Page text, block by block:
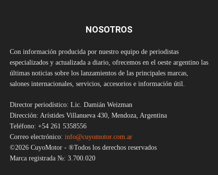
NOSOTROS
Con información producida por nuestro equipo de periodistas
especializados y actualizada a diario, ofrecemos en el oeste argentino las
últimas noticias sobre los lanzamientos de las principales marcas,
salones internacionales, servicios, accesorios e información útil.
Director periodístico: Lic. Damián Weizman
Dirección: Arístides Villanueva 430, Mendoza, Argentina
Teléfono: +54 261 5358556
Correo electrónico: info@cuyomotor.com.ar
©2026 CuyoMotor - ®Todos los derechos reservados
Marca registrada №: 3.700.020